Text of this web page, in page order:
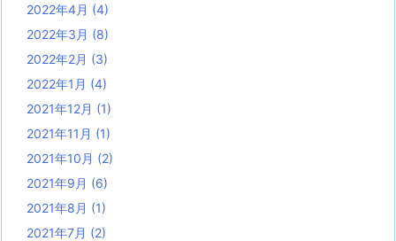
2022年4月 (4)
2022年3月 (8)
2022年2月 (3)
2022年1月 (4)
2021年12月 (1)
2021年11月 (1)
2021年10月 (2)
2021年9月 (6)
2021年8月 (1)
2021年7月 (2)